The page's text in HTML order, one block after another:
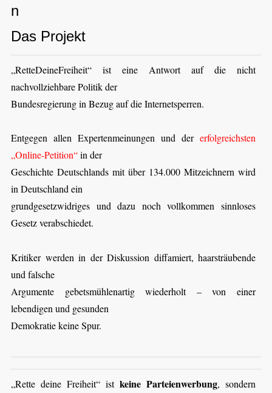
Das Projekt
„RetteDeineFreiheit“ ist eine Antwort auf die nicht
nachvollziehbare Politik der
Bundesregierung in Bezug auf die Internetsperren.
Entgegen allen Expertenmeinungen und der erfolgreichsten
„Online-Petition“in der
Geschichte Deutschlands mit über 134.000 Mitzeichnern wird
in Deutschland ein
grundgesetzwidriges und dazu noch vollkommen sinnloses
Gesetz verabschiedet.
Kritiker werden in der Diskussion diffamiert, haarsträubende
und falsche
Argumente gebetsmühlenartig wiederholt – von einer
lebendigen und gesunden
Demokratie keine Spur.
„Rette deine Freiheit“ ist keine Parteienwerbung, sondern